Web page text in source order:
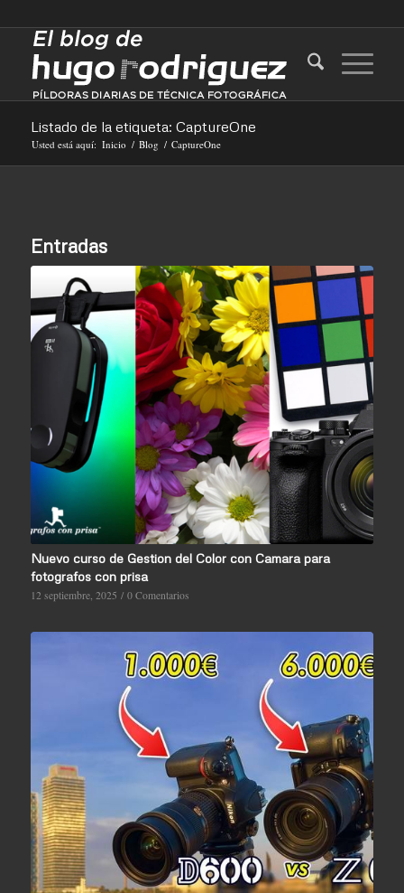
Listado de la etiqueta: CaptureOne
Usted está aquí: Inicio / Blog / CaptureOne
Entradas
Nuevo curso de Gestion del Color con Camara para
fotografos con prisa
12 septiembre, 2025 / 0 Comentarios